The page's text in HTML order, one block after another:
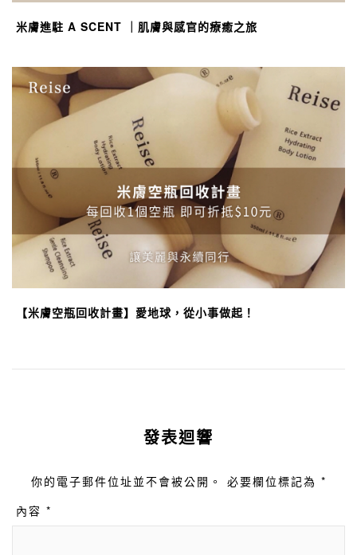
米膚進駐 A SCENT ｜肌膚與感官的療癒之旅
【米膚空瓶回收計畫】愛地球，從小事做起！
發表迴響
你的電子郵件位址並不會被公開。 必要欄位標記為 *
內容 *